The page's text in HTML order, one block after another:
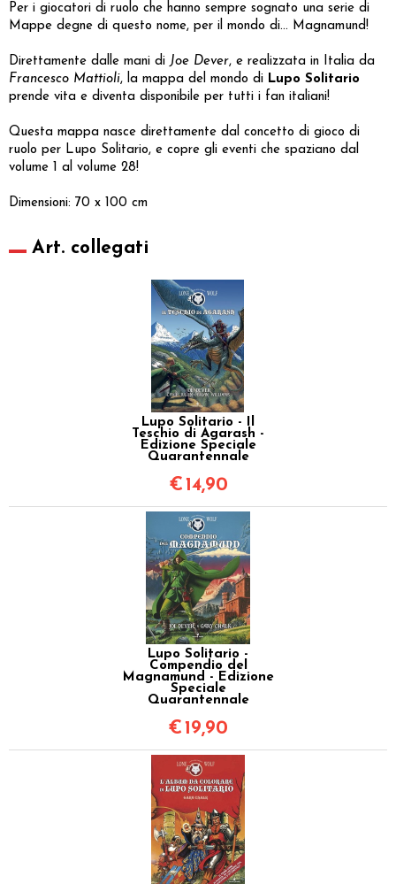
Per i giocatori di ruolo che hanno sempre sognato una serie di
Mappe degne di questo nome, per il mondo di... Magnamund!
Direttamente dalle mani di Joe Dever, e realizzata in Italia da
Francesco Mattioli, la mappa del mondo di Lupo Solitario
prende vita e diventa disponibile per tutti i fan italiani!
Questa mappa nasce direttamente dal concetto di gioco di
ruolo per Lupo Solitario, e copre gli eventi che spaziano dal
volume 1 al volume 28!
Dimensioni: 70 x 100 cm
Art. collegati
Lupo Solitario - Il
Teschio di Agarash -
Edizione Speciale
Quarantennale
€ 14,90
Lupo Solitario -
Compendio del
Magnamund - Edizione
Speciale
Quarantennale
€ 19,90